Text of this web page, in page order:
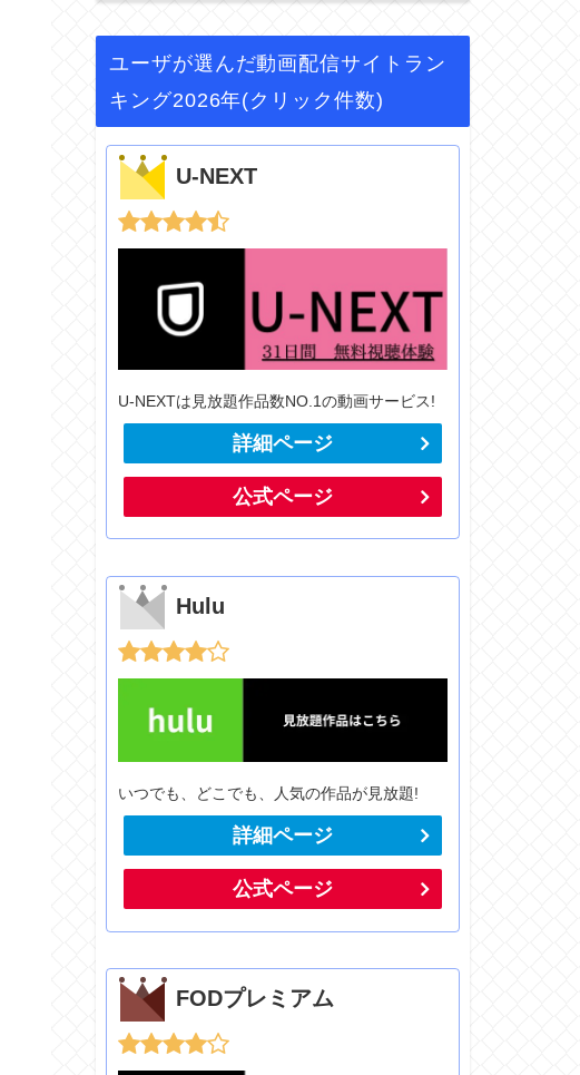
ユーザが選んだ動画配信サイトラン
キング2026年(クリック件数)
U-NEXT
U-NEXTは見放題作品数NO.1の動画サービス!
詳細ページ
公式ページ
Hulu
いつでも、どこでも、人気の作品が見放題!
詳細ページ
公式ページ
FODプレミアム